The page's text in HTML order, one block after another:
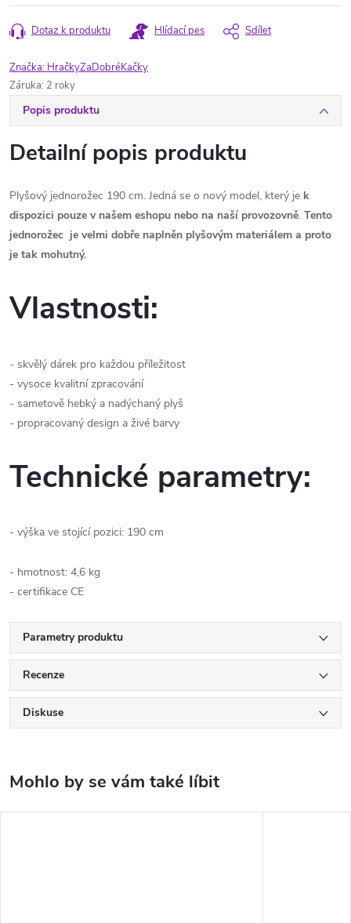
Dotaz k produktu Hlídací pes Sdílet
Značka: HračkyZaDobréKačky
Záruka: 2 roky
Popis produktu
Detailní popis produktu
Plyšový jednorožec 190 cm. Jedná se o nový model, který je k
dispozici pouze v našem eshopu nebo na naší provozovně. Tento
jednorožec je velmi dobře naplněn plyšovým materiálem a proto
je tak mohutný.
Vlastnosti:
- skvělý dárek pro každou příležitost
- vysoce kvalitní zpracování
- sametově hebký a nadýchaný plyš
- propracovaný design a živé barvy
Technické parametry:
- výška ve stojící pozici: 190 cm
- hmotnost: 4,6 kg
- certifikace CE
Parametry produktu
Recenze
Diskuse